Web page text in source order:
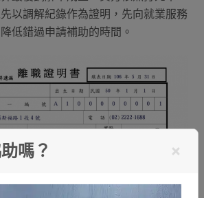
以調解紀錄作為證明，先向就業服務
降低錯過申請補助的時間。
嗎？